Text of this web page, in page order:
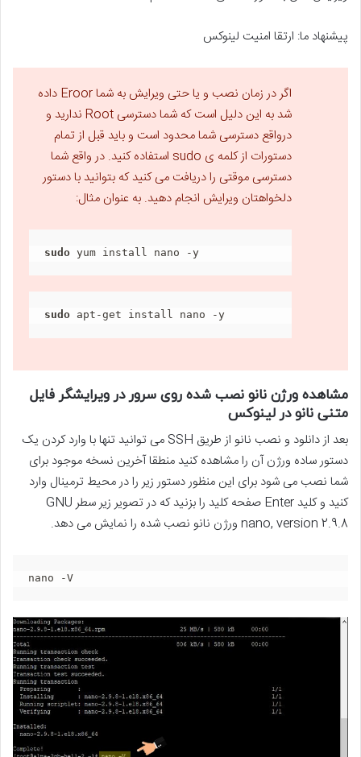
پیشنهاد ما: ارتقا امنیت لینوکس
اگر در زمان نصب و یا حتی ویرایش به شما Eroor داده
شد به این دلیل است که شما دسترسی Root ندارید و
درواقع دسترسی شما محدود است و باید قبل از تمام
دستورات از کلمه ی sudo استفاده کنید. در واقع شما
دسترسی موقتی را دریافت می کنید که بتوانید با دستور
دلخواهتان ویرایش انجام دهید. به عنوان مثال:
sudo yum install nano -y
sudo apt-get install nano -y
مشاهده ورژن نانو نصب شده روی سرور در ویرایشگر فایل
متنی نانو در لینوکس
بعد از دانلود و نصب نانو از طریق SSH می توانید تنها با وارد کردن یک
دستور ساده ورژن آن را مشاهده کنید منطقا آخرین نسخه موجود برای
شما نصب می شود برای این منظور دستور زیر را در محیط ترمینال وارد
کنید و کلید Enter صفحه کلید را بزنید که در تصویر زیر سطر GNU
nano, version 2.9.8 ورژن نانو نصب شده را نمایش می دهد.
nano -V